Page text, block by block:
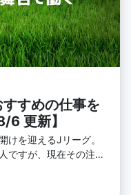
すすめの仕事を
更新】
けを迎えるJリーグ。
ですが、現在その注目
載の求人もあるのでお